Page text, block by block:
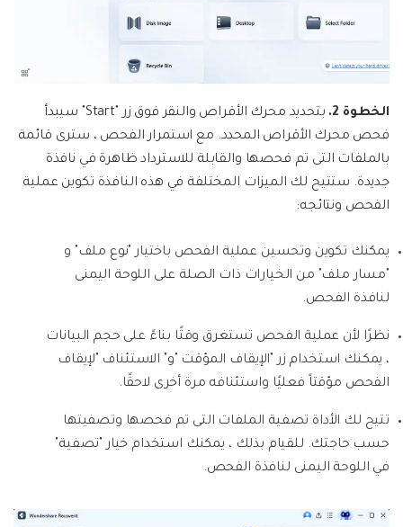
الخطوة 2.
بتحديد محرك الأقراص والنقر فوق زر "Start" سيبدأ
فحص محرك الأقراص المحدد. مع استمرار الفحص ، سترى قائمة
بالملفات التى تم فحصها والقابلة للاسترداد ظاهرة في نافذة
جديدة. ستتيح لك الميزات المختلفة في هذه النافذة تكوين عملية
الفحص ونتائجه:
يمكنك تكوين وتحسين عملية الفحص باختيار "نوع ملف" و
"مسار ملف" من الخيارات ذات الصلة على اللوحة اليمنى
لنافذة الفحص.
نظرًا لأن عملية الفحص تستغرق وقتًا بناءً على حجم البيانات
، يمكنك استخدام زر "الإيقاف المؤقت "و" الاستئناف "لإيقاف
الفحص مؤقتاً فعليًا واستئنافه مرة أخرى لاحقًا.
تتيح لك الأداة تصفية الملفات التى تم فحصها وتصفيتها
حسب حاجتك. للقيام بذلك ، يمكنك استخدام خيار "تصفية"
في اللوحة اليمنى لنافذة الفحص.